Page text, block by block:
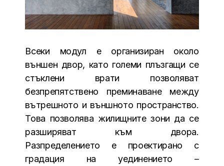
Всеки модул е организиран около
външен двор, като големи плъзгащи се
стъклени врати позволяват
безпрепятствено преминаване между
вътрешното и външното пространство.
Това позволява жилищните зони да се
разширяват към двора.
Разпределението е проектирано с
градация на уединението –